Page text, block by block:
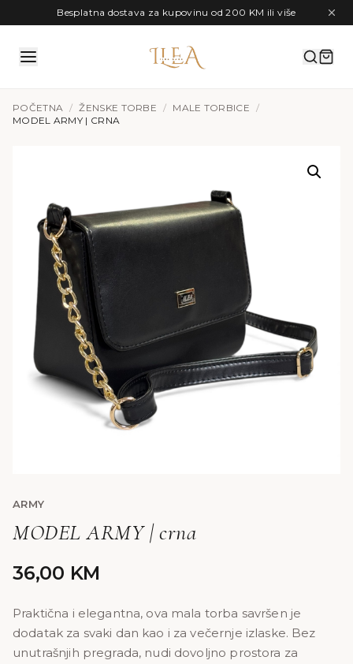
Preskoči na sadržajBesplatna dostava za kupovinu od 200 KM ili više
POČETNA / ŽENSKE TORBE / MALE TORBICE /
MODEL ARMY | CRNA
ARMY
MODEL ARMY | crna
36,00 KM
Praktična i elegantna, ova mala torba savršen je
dodatak za svaki dan kao i za večernje izlaske. Bez
unutrašnjih pregrada, nudi dovoljno prostora za